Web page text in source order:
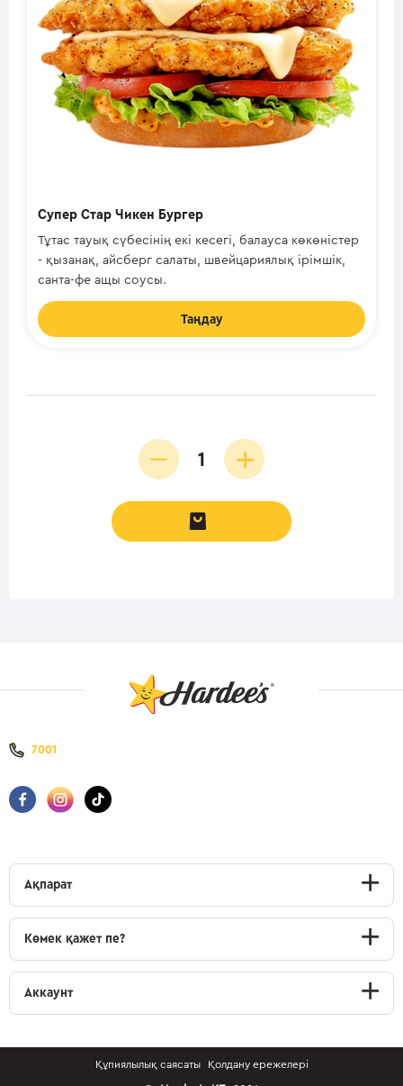
Супер Стар Чикен Бургер
Тұтас тауық сүбесінің екі кесегі, балауса көкөністер
- қызанақ, айсберг салаты, швейцариялық ірімшік,
санта-фе ащы соусы.
Таңдау
7001
Ақпарат
Көмек қажет пе?
Аккаунт
Құпиялылық саясаты Қолдану ережелері